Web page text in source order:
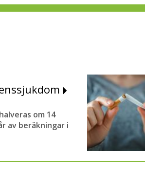
om 14
av beräkningar i